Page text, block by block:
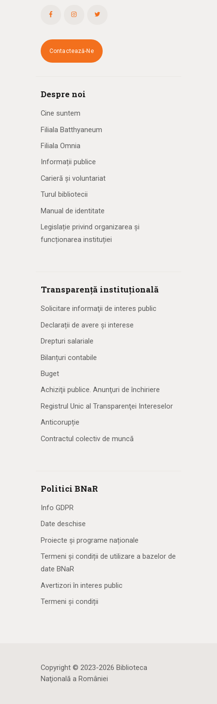
Contactează-Ne
Despre noi
Cine suntem
Filiala Batthyaneum
Filiala Omnia
Informații publice
Carieră și voluntariat
Turul bibliotecii
Manual de identitate
Legislație privind organizarea și
funcționarea instituției
Transparență instituțională
Solicitare informaţii de interes public
Declarații de avere și interese
Drepturi salariale
Bilanțuri contabile
Buget
Achiziţii publice. Anunţuri de închiriere
Registrul Unic al Transparenţei Intereselor
Anticorupție
Contractul colectiv de muncă
Politici BNaR
Info GDPR
Date deschise
Proiecte și programe naționale
Termeni și condiții de utilizare a bazelor de
date BNaR
Avertizori în interes public
Termeni și condiții
Copyright © 2023-2026 Biblioteca
Naţională a României